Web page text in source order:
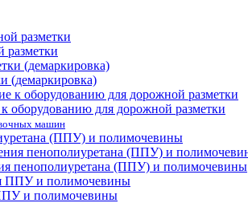
разметки
(демаркировка)
оборудованию для дорожной разметки
машин
(ППУ) и полимочевины
пенополиуретана (ППУ) и полимочевины
и полимочевины